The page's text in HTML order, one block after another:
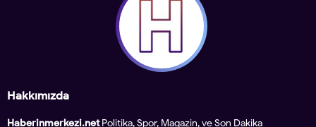
Hakkımızda
Haberinmerkezi.netPolitika, Spor, Magazin, ve Son Dakika